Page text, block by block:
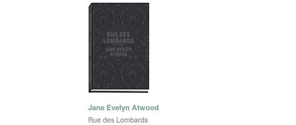
Jane Evelyn Atwood
Rue des Lombards